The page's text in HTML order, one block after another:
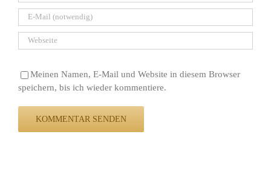
Meinen Namen, E-Mail und Website in diesem Browser
speichern, bis ich wieder kommentiere.